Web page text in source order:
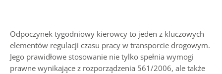
Odpoczynek tygodniowy kierowcy to jeden z kluczowych
elementów regulacji czasu pracy w transporcie drogowym.
Jego prawidłowe stosowanie nie tylko spełnia wymogi
prawne wynikające z rozporządzenia 561/2006, ale także